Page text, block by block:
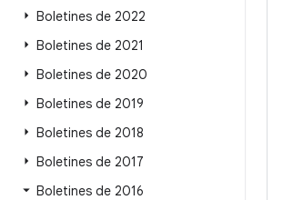
Boletines de 2022
Boletines de 2021
Boletines de 2020
Boletines de 2019
Boletines de 2018
Boletines de 2017
Boletines de 2016